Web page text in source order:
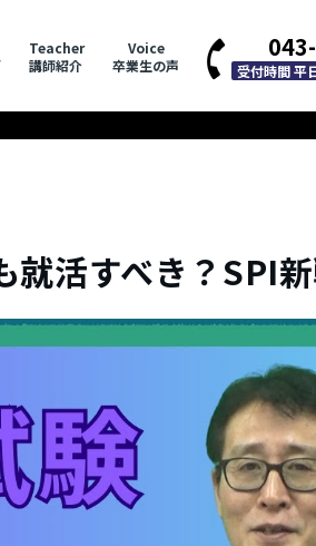
Teacher
講師紹介
Voice
卒業生の声
受付時間 平
就活すべき？SPI